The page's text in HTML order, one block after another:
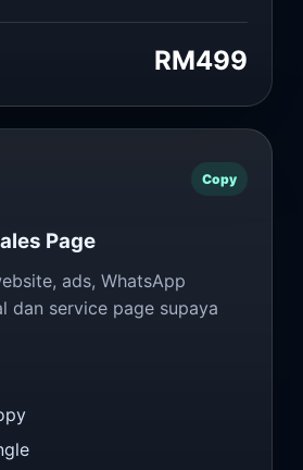
RM499
Copy
Page
ads, WhatsApp
dan service page supaya